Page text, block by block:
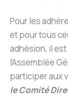
Pour les
et pour tous
adhésion, il
l’Assemblée
participer aux
le Comité